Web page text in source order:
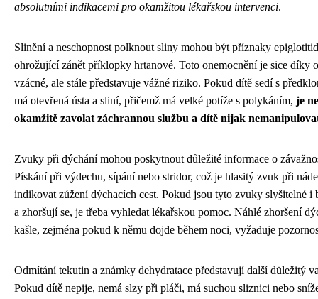
absolutními indikacemi pro okamžitou lékařskou intervenci.
Slinění a neschopnost polknout sliny mohou být příznaky
ohrožující zánět příklopky hrtanové. Toto onemocnění je sice díky
vzácné, ale stále představuje vážné riziko. Pokud dítě sedí s
má otevřená ústa a sliní, přičemž má velké potíže s polykáním, je
okamžitě zavolat záchrannou službu a dítě nijak
Zvuky při dýchání mohou poskytnout důležité informace o
Pískání při výdechu, sípání nebo stridor, což je hlasitý zvuk při
indikovat zúžení dýchacích cest. Pokud jsou tyto zvuky slyšitelné i
a zhoršují se, je třeba vyhledat lékařskou pomoc. Náhlé zhoršení
kašle, zejména pokud k němu dojde během noci, vyžaduje
Odmítání tekutin a známky dehydratace představují další důležitý
Pokud dítě nepije, nemá slzy při pláči, má suchou sliznici nebo